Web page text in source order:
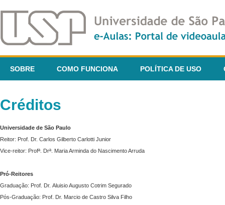
SOBRE COMO FUNCIONA POLÍTICA DE USO
Créditos
Universidade de São Paulo
Reitor: Prof. Dr. Carlos Gilberto Carlotti Junior
Vice-reitor: Profª. Drª. Maria Arminda do Nascimento Arruda
Pró-Reitores
Graduação: Prof. Dr. Aluisio Augusto Cotrim Segurado
Pós-Graduação: Prof. Dr. Marcio de Castro Silva Filho